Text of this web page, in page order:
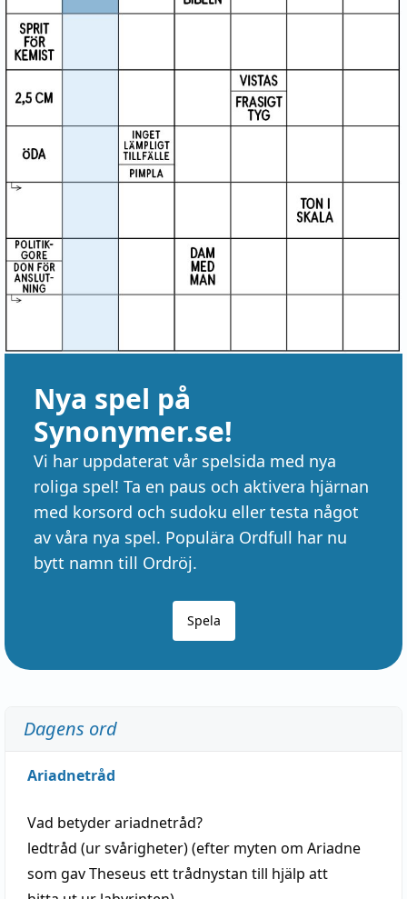
Nya spel på
Synonymer.se!
Vi har uppdaterat vår spelsida med nya
roliga spel! Ta en paus och aktivera hjärnan
med korsord och sudoku eller testa något
av våra nya spel. Populära Ordfull har nu
bytt namn till Ordröj.
Spela
Dagens ord
Ariadnetråd
Vad betyderariadnetråd?
ledtråd (ur svårigheter) (efter myten om Ariadne
som gav Theseus ett trådnystan till hjälp att